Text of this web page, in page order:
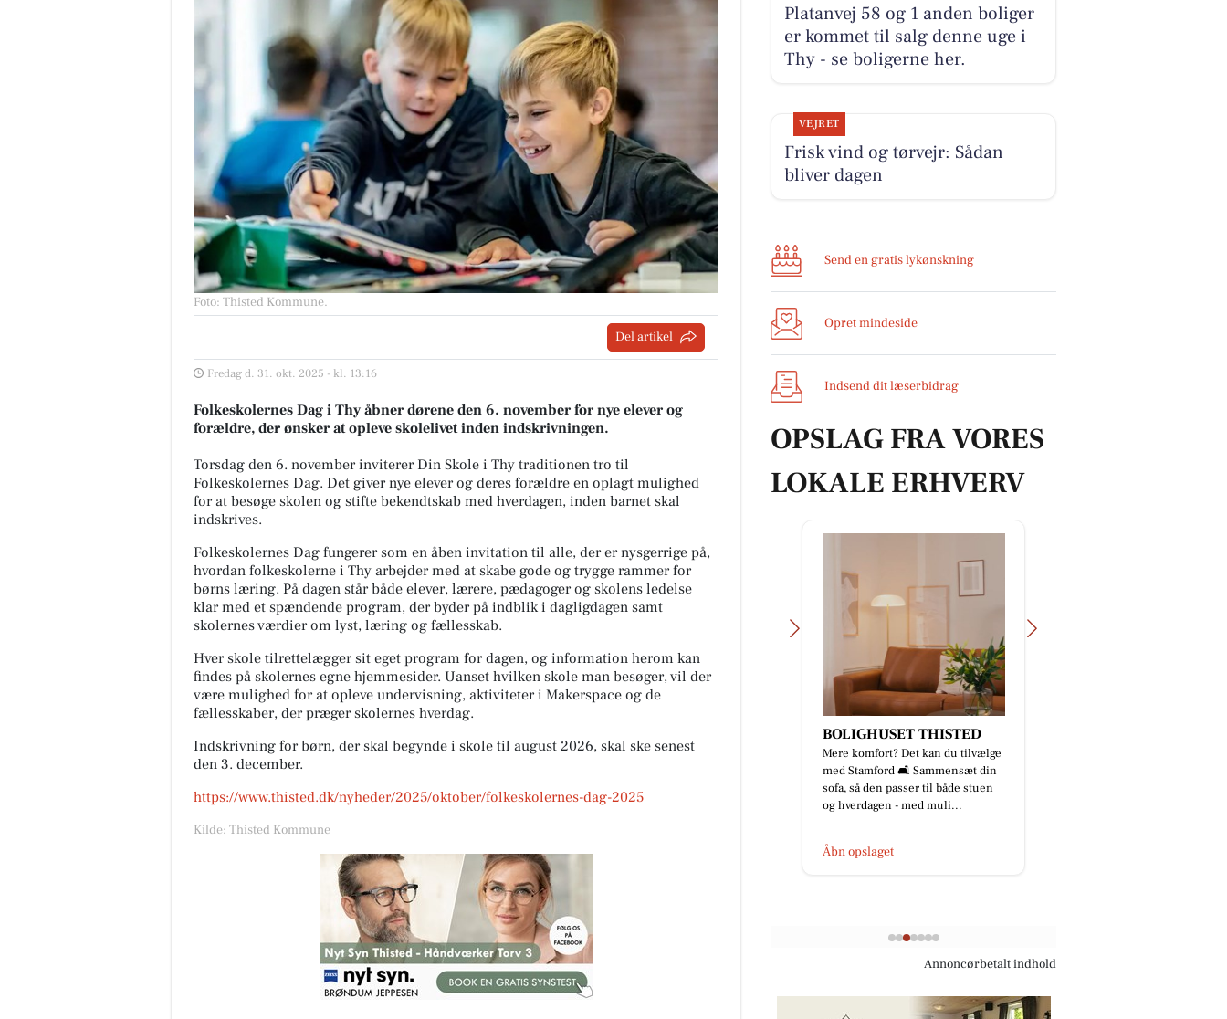
Foto: Thisted Kommune.
Del artikel
Fredag d. 31. okt. 2025 - kl. 13:16
Folkeskolernes Dag i Thy åbner dørene den 6. november for nye elever og
forældre, der ønsker at opleve skolelivet inden indskrivningen.
Torsdag den 6. november inviterer Din Skole i Thy traditionen tro til
Folkeskolernes Dag. Det giver nye elever og deres forældre en oplagt mulighed
for at besøge skolen og stifte bekendtskab med hverdagen, inden barnet skal
indskrives.
Folkeskolernes Dag fungerer som en åben invitation til alle, der er nysgerrige på,
hvordan folkeskolerne i Thy arbejder med at skabe gode og trygge rammer for
børns læring. På dagen står både elever, lærere, pædagoger og skolens ledelse
klar med et spændende program, der byder på indblik i dagligdagen samt
skolernes værdier om lyst, læring og fællesskab.
Hver skole tilrettelægger sit eget program for dagen, og information herom kan
findes på skolernes egne hjemmesider. Uanset hvilken skole man besøger, vil der
være mulighed for at opleve undervisning, aktiviteter i Makerspace og de
fællesskaber, der præger skolernes hverdag.
Indskrivning for børn, der skal begynde i skole til august 2026, skal ske senest
den 3. december.
https://www.thisted.dk/nyheder/2025/oktober/folkeskolernes-dag-2025
Kilde: Thisted Kommune
Platanvej 58 og 1 anden boliger
er kommet til salg denne uge i
Thy - se boligerne her.
VEJRET
Frisk vind og tørvejr: Sådan
bliver dagen
Send en gratis lykønskning
Opret mindeside
Indsend dit læserbidrag
OPSLAG FRA VORES
LOKALE ERHVERV
Mange luft til luft-varmepumper
kan vende processen om og køle
Funktionen aktiveres typisk via f...
Åbn opslaget
Denne uge 32 holder vi åbent
byfesten her i Vesløs, og vi får...
Åbn opslaget
BOLIGHUSET THISTED
Mere komfort? Det kan du tilvælge
med Stamford 🛋️ Sammensæt din
sofa, så den passer til både stuen
og hverdagen - med muli...
Åbn opslaget
Annoncørbetalt indhold